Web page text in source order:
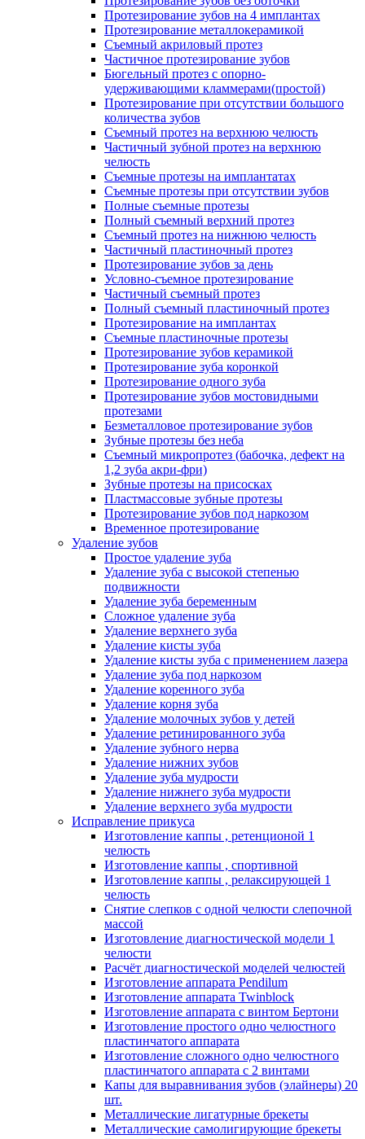
Протезирование зубов на 4 имплантах
Протезирование металлокерамикой
Съемный акриловый протез
Частичное протезирование зубов
Бюгельный протез с опорно-
удерживающими кламмерами(простой)
Протезирование при отсутствии большого
количества зубов
Съемный протез на верхнюю челюсть
Частичный зубной протез на верхнюю
челюсть
Съемные протезы на имплантатах
Съемные протезы при отсутствии зубов
Полные съемные протезы
Полный съемный верхний протез
Съемный протез на нижнюю челюсть
Частичный пластиночный протез
Протезирование зубов за день
Условно-съемное протезирование
Частичный съемный протез
Полный съемный пластиночный протез
Протезирование на имплантах
Съемные пластиночные протезы
Протезирование зубов керамикой
Протезирование зуба коронкой
Протезирование одного зуба
Протезирование зубов мостовидными
протезами
Безметалловое протезирование зубов
Зубные протезы без неба
Съемный микропротез (бабочка, дефект на
1,2 зуба акри-фри)
Зубные протезы на присосках
Пластмассовые зубные протезы
Протезирование зубов под наркозом
Временное протезирование
Удаление зубов
Простое удаление зуба
Удаление зуба с высокой степенью
подвижности
Удаление зуба беременным
Сложное удаление зуба
Удаление верхнего зуба
Удаление кисты зуба
Удаление кисты зуба с применением лазера
Удаление зуба под наркозом
Удаление коренного зуба
Удаление корня зуба
Удаление молочных зубов у детей
Удаление ретинированного зуба
Удаление зубного нерва
Удаление нижних зубов
Удаление зуба мудрости
Удаление нижнего зуба мудрости
Удаление верхнего зуба мудрости
Исправление прикуса
Изготовление каппы , ретенционой 1
челюсть
Изготовление каппы , спортивной
Изготовление каппы , релаксирующей 1
челюсть
Снятие слепков с одной челюсти слепочной
массой
Изготовление диагностической модели 1
челюсти
Расчёт диагностической моделей челюстей
Изготовление аппарата Pendilum
Изготовление аппарата Twinblock
Изготовление аппарата с винтом Бертони
Изготовление простого одно челюстного
пластинчатого аппарата
Изготовление сложного одно челюстного
пластинчатого аппарата с 2 винтами
Капы для выравнивания зубов (элайнеры) 20
шт.
Металлические лигатурные брекеты
Металлические самолигирующие брекеты